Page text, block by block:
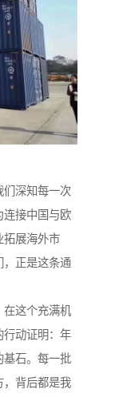
们深知每一次
连接中国与欧
拓展海外市
，正是这条通
在这个充满机
行动证明：年
基石。每一批
，背后都是我